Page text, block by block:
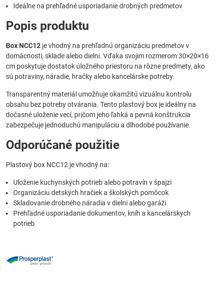
Ideálne na prehľadné usporiadanie drobných predmetov
Popis produktu
Box NCC12 je vhodný na prehľadnú organizáciu predmetov v
domácnosti, sklade alebo dielni. Vďaka svojim rozmerom 30×20×16
cm poskytuje dostatok úložného priestoru na rôzne predmety, ako
sú potraviny, náradie, hračky alebo kancelárske potreby.
Transparentný materiál umožňuje okamžitú vizuálnu kontrolu
obsahu bez potreby otvárania. Tento plastový box je ideálny na
dočasné uloženie vecí, pričom jeho ľahká a pevná konštrukcia
zabezpečuje jednoduchú manipuláciu a dlhodobé používanie.
Odporúčané použitie
Plastový box NCC12 je vhodný na:
Uloženie kuchynských potrieb alebo potravín v špajzi
Organizáciu detských hračiek a školských pomôcok
Skladovanie drobného náradia v dielni alebo garáži
Prehľadné usporiadanie dokumentov, kníh a kancelárskych
potrieb